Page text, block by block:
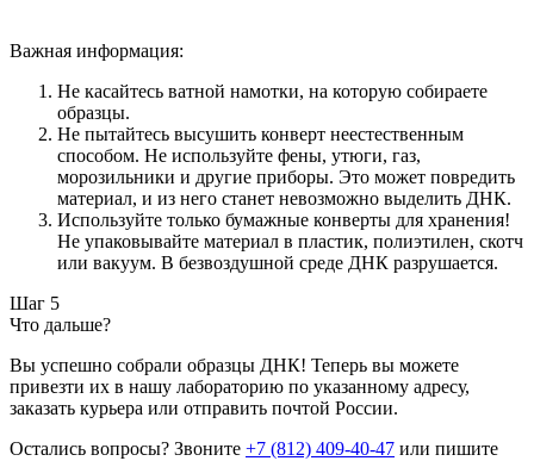
Важная информация:
Не касайтесь ватной намотки, на которую собираете
образцы.
Не пытайтесь высушить конверт неестественным
способом. Не используйте фены, утюги, газ,
морозильники и другие приборы. Это может повредить
материал, и из него станет невозможно выделить ДНК.
Используйте только бумажные конверты для хранения!
Не упаковывайте материал в пластик, полиэтилен, скотч
или вакуум. В безвоздушной среде ДНК разрушается.
Шаг 5
Что дальше?
Вы успешно собрали образцы ДНК! Теперь вы можете
привезти их в нашу лабораторию по указанному адресу,
заказать курьера или отправить почтой России.
Остались вопросы? Звоните +7 (812) 409-40-47 или пишите